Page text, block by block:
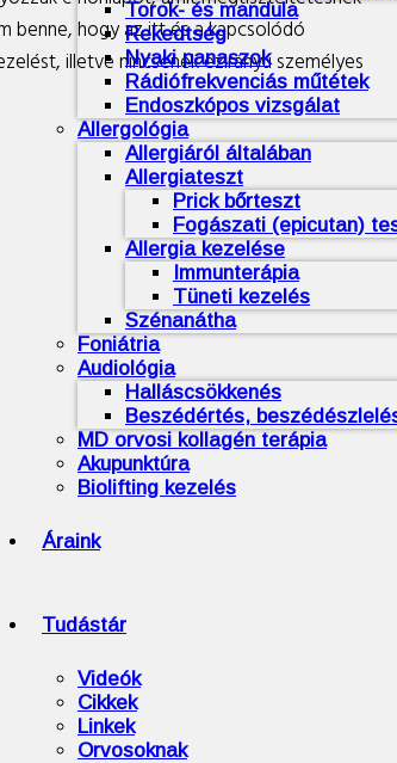
Torok- és mandula
Rekedtség
Nyaki panaszok
Rádiófrekvenciás műtétek
Endoszkópos vizsgálat
Allergológia
Allergiáról általában
Allergiateszt
Prick bőrteszt
Fogászati (epicutan)
Allergia kezelése
Immunterápia
Tüneti kezelés
Szénanátha
Foniátria
Audiológia
Halláscsökkenés
Beszédértés,
MD orvosi kollagén terápia
Akupunktúra
Biolifting kezelés
Áraink
Tudástár
Videók
Cikkek
Linkek
Orvosoknak
benne, hogy az itt és a kapcsolódó
illetve nincsenek ezirányú személyes